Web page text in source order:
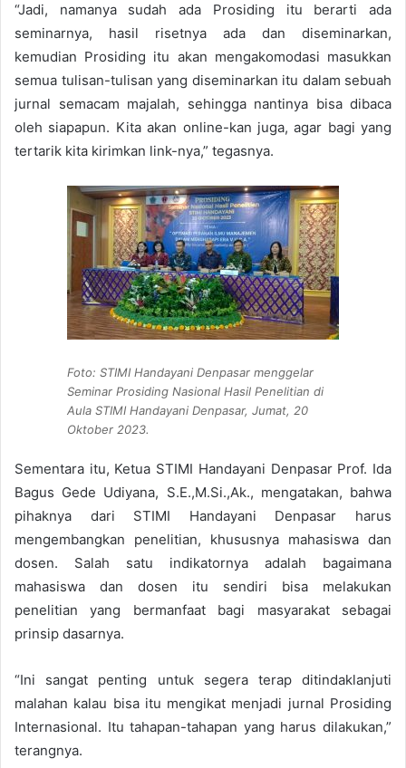
“Jadi, namanya sudah ada Prosiding itu berarti ada
seminarnya, hasil risetnya ada dan diseminarkan,
kemudian Prosiding itu akan mengakomodasi masukkan
semua tulisan-tulisan yang diseminarkan itu dalam sebuah
jurnal semacam majalah, sehingga nantinya bisa dibaca
oleh siapapun. Kita akan online-kan juga, agar bagi yang
tertarik kita kirimkan link-nya,” tegasnya.
Foto: STIMI Handayani Denpasar menggelar
Seminar Prosiding Nasional Hasil Penelitian di
Aula STIMI Handayani Denpasar, Jumat, 20
Oktober 2023.
Sementara itu, Ketua STIMI Handayani Denpasar Prof. Ida
Bagus Gede Udiyana, S.E.,M.Si.,Ak., mengatakan, bahwa
pihaknya dari STIMI Handayani Denpasar harus
mengembangkan penelitian, khususnya mahasiswa dan
dosen. Salah satu indikatornya adalah bagaimana
mahasiswa dan dosen itu sendiri bisa melakukan
penelitian yang bermanfaat bagi masyarakat sebagai
prinsip dasarnya.
“Ini sangat penting untuk segera terap ditindaklanjuti
malahan kalau bisa itu mengikat menjadi jurnal Prosiding
Internasional. Itu tahapan-tahapan yang harus dilakukan,”
terangnya.